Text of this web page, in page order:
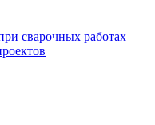
сварочных работах